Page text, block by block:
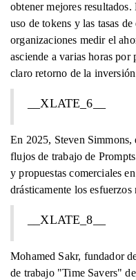
obtener mejores
uso de tokens y las tasas
organizaciones medir el
asciende a varias horas por
claro retorno de la
__XLATE_6__
En 2025, Steven
flujos de trabajo de
y propuestas comerciales
drásticamente los esfuerzos
__XLATE_8__
Mohamed Sakr, fundador
de trabajo "Time Savers"